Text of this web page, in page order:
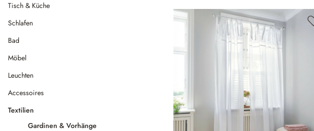
Tisch & Küche
Schlafen
Bad
Möbel
Leuchten
Accessoires
Textilien
Gardinen & Vorhänge